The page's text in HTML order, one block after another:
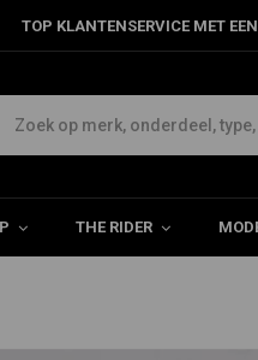
TOP KLANTENSERVICE MET
THE RIDER
/ Tandwiel Overig Ketting /
+ Olie